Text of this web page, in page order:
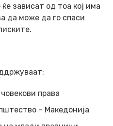
зависат од тоа кој има
да може да го спаси
права
– Македонија